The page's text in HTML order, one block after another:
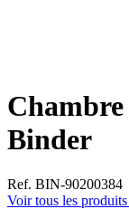
Binder
Ref. BIN-90200384
Voir tous les